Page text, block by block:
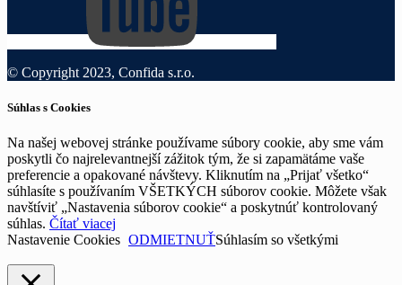
© Copyright 2023, Confida s.r.o.
Súhlas s Cookies
Na našej webovej stránke používame súbory cookie, aby sme vám
poskytli čo najrelevantnejší zážitok tým, že si zapamätáme vaše
preferencie a opakované návštevy. Kliknutím na „Prijať všetko“
súhlasíte s používaním VŠETKÝCH súborov cookie. Môžete však
navštíviť „Nastavenia súborov cookie“ a poskytnúť kontrolovaný
súhlas. Čítať viacej
Nastavenie Cookies ODMIETNUŤSúhlasím so všetkými